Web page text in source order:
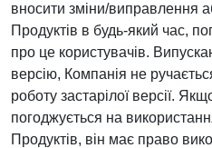
вносити зміни/виправлення
Продуктів в будь-який час,
про це користувачів.
версію, Компанія не
роботу застарілої версії.
погоджується на
Продуктів, він має право